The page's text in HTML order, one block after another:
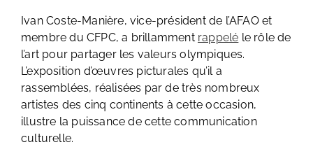
Ivan Coste-Manière, vice-président de l’AFAO et
membre du CFPC, a brillamment rappelé le rôle de
l’art pour partager les valeurs olympiques.
L’exposition d’œuvres picturales qu’il a
rassemblées, réalisées par de très nombreux
artistes des cinq continents à cette occasion,
illustre la puissance de cette communication
culturelle.